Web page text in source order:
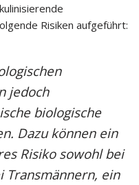
Risiken aufgeführt:
jedoch
biologische
Dazu können ein
Risiko sowohl bei
Transmännern, ein